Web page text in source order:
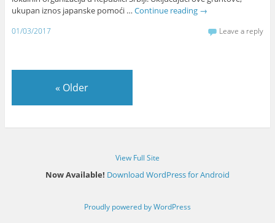
ukupan iznos japanske pomoći … Continue reading →
01/03/2017 Leave a reply
« Older
View Full Site
Now Available! Download WordPress for Android
Proudly powered by WordPress